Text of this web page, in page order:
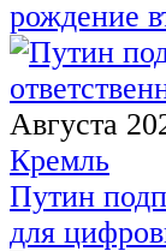
рождение
Августа
Кремль
Путин
для